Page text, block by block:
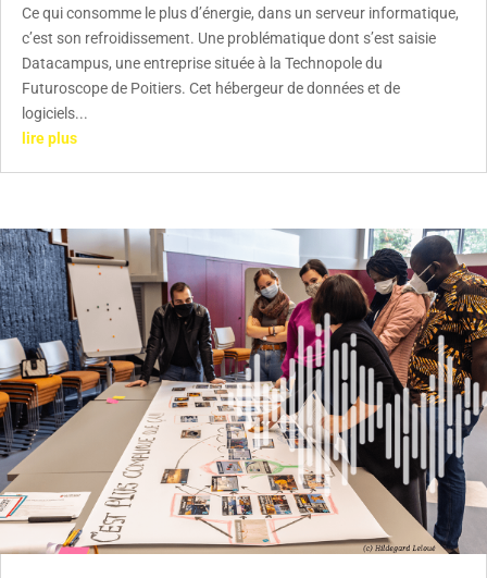
Ce qui consomme le plus d’énergie, dans un serveur informatique,
c’est son refroidissement. Une problématique dont s’est saisie
Datacampus, une entreprise située à la Technopole du
Futuroscope de Poitiers. Cet hébergeur de données et de
logiciels...
lire plus